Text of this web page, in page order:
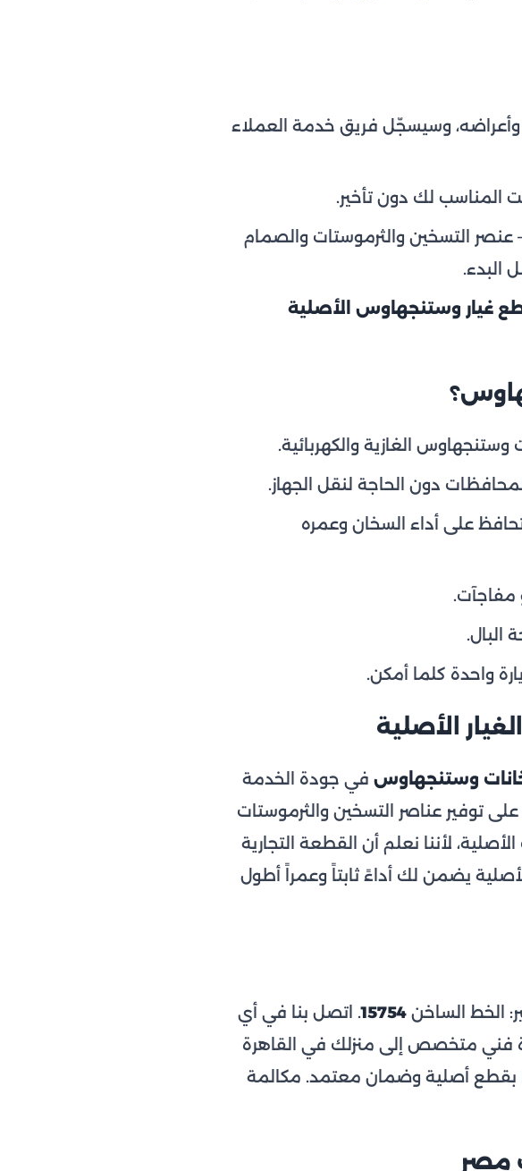
وسيسجّل فريق خدمة العملاء
المناسب لك دون تأخير.
عنصر التسخين والثرموستات والصمام
البدء.
غيار وستنجهاوس الأصلية
الغازية والكهربائية.
دون الحاجة لنقل الجهاز.
على أداء السخان وعمره
مفاجآت.
الأصلية
وستنجهاوس في جودة الخدمة
توفير عناصر التسخين والثرموستات
لأننا نعلم أن القطعة التجارية
يضمن لك أداءً ثابتاً وعمراً أطول
الخط الساخن 15754. اتصل بنا في أي
فني متخصص إلى منزلك في القاهرة
بقطع أصلية وضمان معتمد. مكالمة
مصر